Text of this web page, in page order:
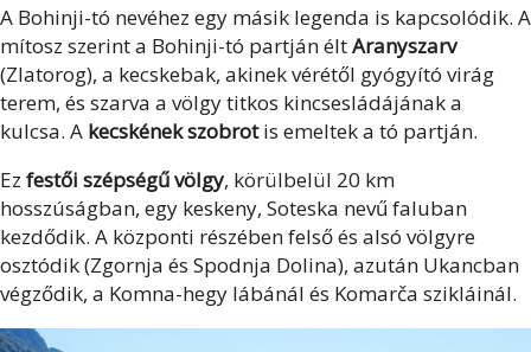
A Bohinji-tó nevéhez egy másik legenda is kapcsolódik. A
mítosz szerint a Bohinji-tó partján éltAranyszarv
(Zlatorog), a kecskebak, akinek vérétől gyógyító virág
terem, és szarva a völgy titkos kincsesládájának a
kulcsa. A kecskének szobrotis emeltek a tó partján.
Ez festői szépségű völgy, körülbelül 20 km
hosszúságban, egy keskeny, Soteska nevű faluban
kezdődik. A központi részében felső és alsó völgyre
osztódik (Zgornja és Spodnja Dolina), azután Ukancban
végződik, a Komna-hegy lábánál és Komarča szikláinál.